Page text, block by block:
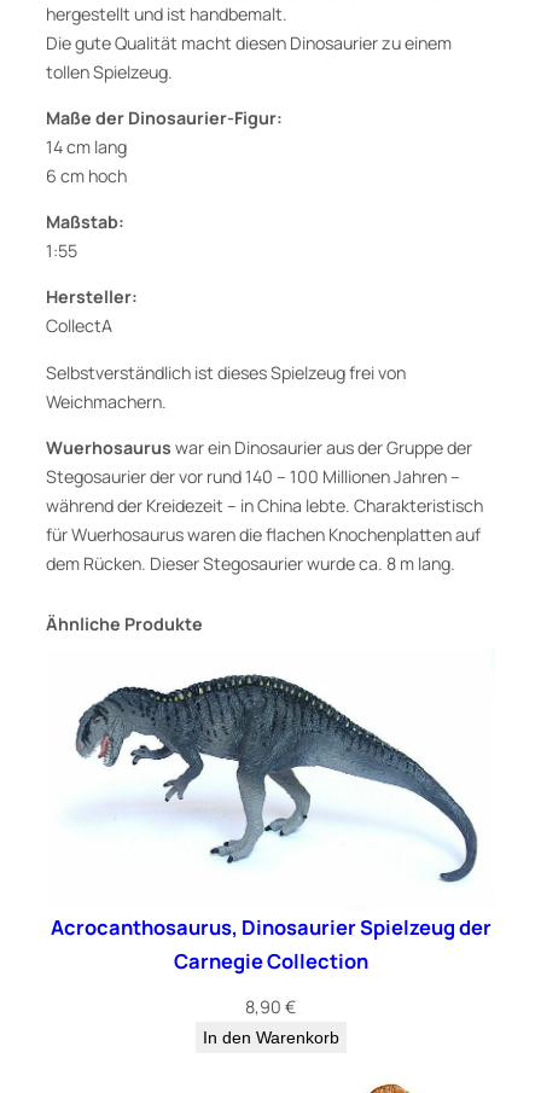
hergestellt und ist handbemalt.
Die gute Qualität macht diesen Dinosaurier zu einem
tollen Spielzeug.
Maße der Dinosaurier-Figur:
14 cm lang
6 cm hoch
Maßstab:
1:55
Hersteller:
CollectA
Selbstverständlich ist dieses Spielzeug frei von
Weichmachern.
Wuerhosaurus war ein Dinosaurier aus der Gruppe der
Stegosaurier der vor rund 140 – 100 Millionen Jahren –
während der Kreidezeit – in China lebte. Charakteristisch
für Wuerhosaurus waren die flachen Knochenplatten auf
dem Rücken. Dieser Stegosaurier wurde ca. 8 m lang.
Ähnliche Produkte
Acrocanthosaurus, Dinosaurier Spielzeug der
Carnegie Collection
8,90 €
In den Warenkorb